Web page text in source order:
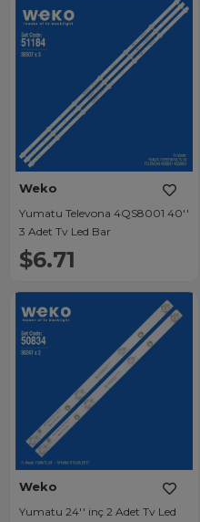
Weko
Yumatu Televona 4QS8001 40''
3 Adet Tv Led Bar
$6.71
Weko
Yumatu 24'' inç 2 Adet Tv Led